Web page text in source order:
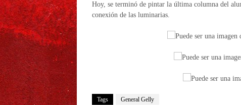
Hoy, se terminó de pintar la última columna del
conexión de las luminarias.
Tags General Gelly